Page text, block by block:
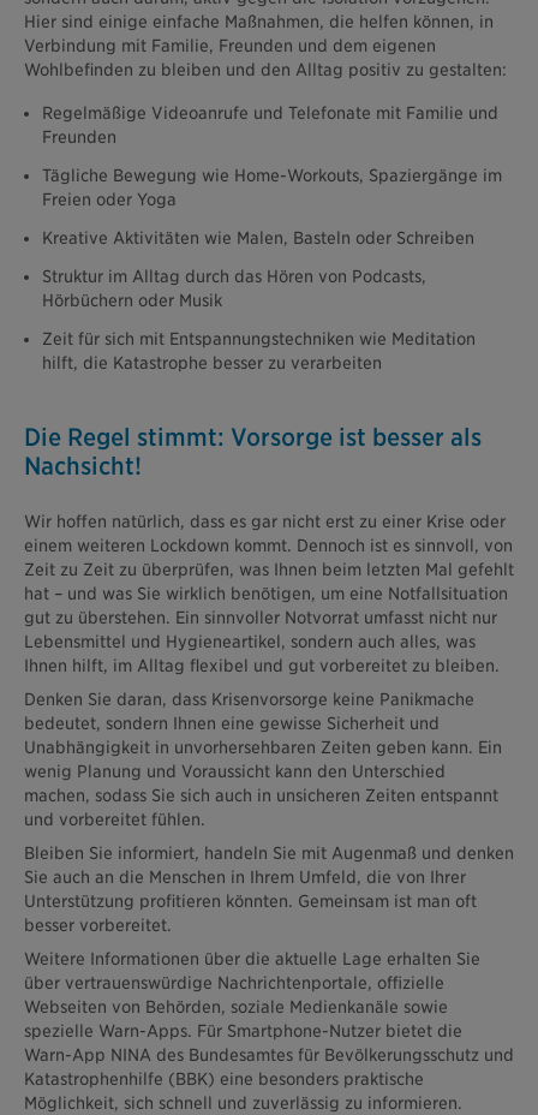
Hier sind einige einfache Maßnahmen, die helfen können, in
Verbindung mit Familie, Freunden und dem eigenen
Wohlbefinden zu bleiben und den Alltag positiv zu gestalten:
Regelmäßige Videoanrufe und Telefonate mit Familie und
Freunden
Tägliche Bewegung wie Home-Workouts, Spaziergänge im
Freien oder Yoga
Kreative Aktivitäten wie Malen, Basteln oder Schreiben
Struktur im Alltag durch das Hören von Podcasts,
Hörbüchern oder Musik
Zeit für sich mit Entspannungstechniken wie Meditation
hilft, die Katastrophe besser zu verarbeiten
Die Regel stimmt: Vorsorge ist besser als
Nachsicht!
Wir hoffen natürlich, dass es gar nicht erst zu einer Krise oder
einem weiteren Lockdown kommt. Dennoch ist es sinnvoll, von
Zeit zu Zeit zu überprüfen, was Ihnen beim letzten Mal gefehlt
hat – und was Sie wirklich benötigen, um eine Notfallsituation
gut zu überstehen. Ein sinnvoller Notvorrat umfasst nicht nur
Lebensmittel und Hygieneartikel, sondern auch alles, was
Ihnen hilft, im Alltag flexibel und gut vorbereitet zu bleiben.
Denken Sie daran, dass Krisenvorsorge keine Panikmache
bedeutet, sondern Ihnen eine gewisse Sicherheit und
Unabhängigkeit in unvorhersehbaren Zeiten geben kann. Ein
wenig Planung und Voraussicht kann den Unterschied
machen, sodass Sie sich auch in unsicheren Zeiten entspannt
und vorbereitet fühlen.
Bleiben Sie informiert, handeln Sie mit Augenmaß und denken
Sie auch an die Menschen in Ihrem Umfeld, die von Ihrer
Unterstützung profitieren könnten. Gemeinsam ist man oft
besser vorbereitet.
Weitere Informationen über die aktuelle Lage erhalten Sie
über vertrauenswürdige Nachrichtenportale, offizielle
Webseiten von Behörden, soziale Medienkanäle sowie
spezielle Warn-Apps. Für Smartphone-Nutzer bietet die
Warn-App NINA des Bundesamtes für Bevölkerungsschutz und
Katastrophenhilfe (BBK) eine besonders praktische
Möglichkeit, sich schnell und zuverlässig zu informieren.